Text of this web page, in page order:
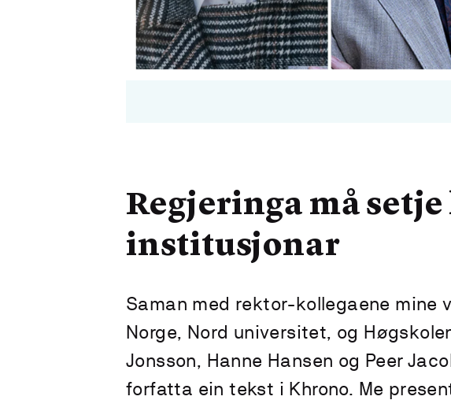
Regjeringa må
institusjonar
Saman med rektor-kollegaene mine
Norge, Nord universitet, og
Jonsson, Hanne Hansen og Peer
forfatta ein tekst i Khrono. Me